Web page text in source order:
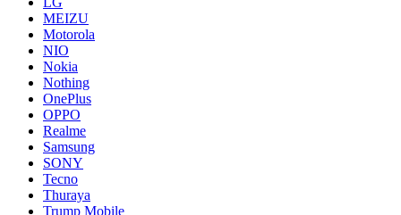
MEIZU
Motorola
NIO
Nokia
Nothing
OnePlus
OPPO
Realme
Samsung
SONY
Tecno
Thuraya
Trump Mobile